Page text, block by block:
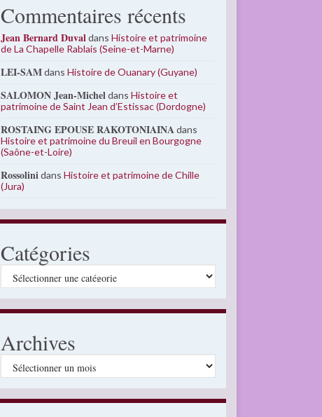
Commentaires récents
Jean Bernard DuvaldansHistoire et patrimoine
de La Chapelle Rablais (Seine-et-Marne)
LEI-SAMdansHistoire de Ouanary (Guyane)
SALOMON Jean-MicheldansHistoire et
patrimoine de Saint Jean d’Estissac (Dordogne)
ROSTAING EPOUSE RAKOTONIAINAdans
Histoire et patrimoine du Breuil en Bourgogne
(Saône-et-Loire)
RossolinidansHistoire et patrimoine de Chille
(Jura)
Catégories
Catégories
Archives
Archives